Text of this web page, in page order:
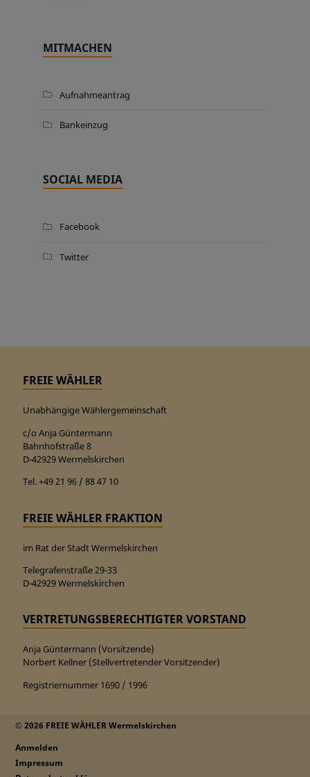
MITMACHEN
Aufnahmeantrag
Bankeinzug
SOCIAL MEDIA
Facebook
Twitter
FREIE WÄHLER
Unabhängige Wählergemeinschaft
c/o Anja Güntermann
Bahnhofstraße 8
D-42929 Wermelskirchen
Tel. +49 21 96 / 88 47 10
FREIE WÄHLER FRAKTION
im Rat der Stadt Wermelskirchen
Telegrafenstraße 29-33
D-42929 Wermelskirchen
VERTRETUNGSBERECHTIGTER VORSTAND
Anja Güntermann (Vorsitzende)
Norbert Kellner (Stellvertretender Vorsitzender)
Registriernummer 1690 / 1996
© 2026 FREIE WÄHLER Wermelskirchen
Anmelden
Impressum